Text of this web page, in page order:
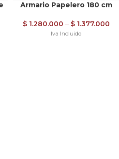
Armario Papelero 180 cm
$1.280.000 – $1.377.000
Iva Incluido